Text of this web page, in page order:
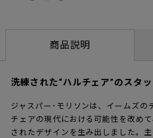
商品説明
洗練された“ハルチェア”のスタ
ジャスパー･モリソンは、イームズの
チェアの現代における可能性を改め
されたデザインを生み出しました。